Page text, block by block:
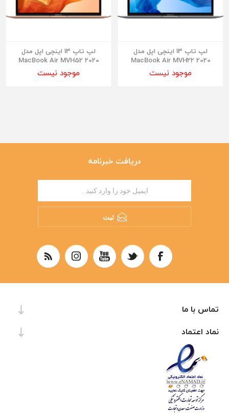
لپ تاپ 13 اینچی اپل مدل
MacBook Air MVH22 2020
موجود نیست
لپ تاپ 13 اینچی اپل مدل
MacBook Air MVH52 2020
موجود نیست
دریافت خبرنامه
ثبت
تماس با ما
نماد اعتماد